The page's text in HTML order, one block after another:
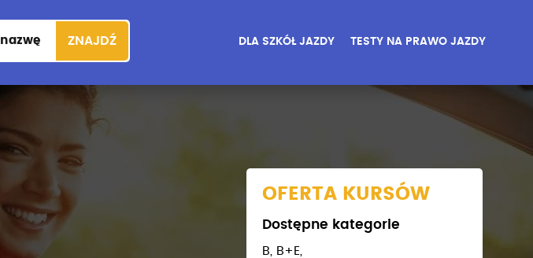
DLA SZKÓŁ JAZDY TESTY NA PRAWO JAZDY
nazwę ZNAJDŹ
OFERTA KURSÓW
Dostępne kategorie
B, B+E,